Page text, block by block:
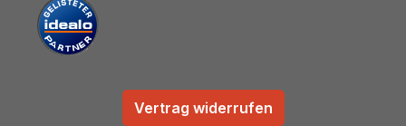
Vertrag widerrufen